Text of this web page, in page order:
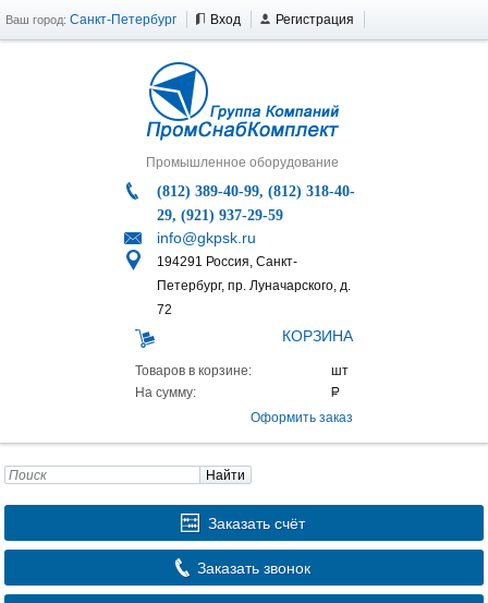
Ваш город: Санкт-Петербург Вход Регистрация
Промышленное оборудование
(812) 389-40-99, (812) 318-40-
29, (921) 937-29-59
info@gkpsk.ru
194291 Россия, Санкт-
Петербург, пр. Луначарского, д.
72
КОРЗИНА
Товаров в корзине:
На сумму:
Оформить заказ
Найти
Заказать счёт
Заказать звонок